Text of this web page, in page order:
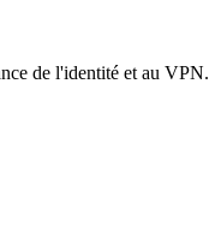
de l'identité et au VPN.